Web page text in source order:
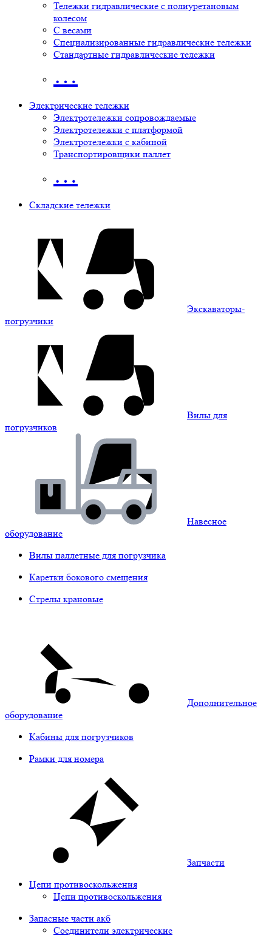
Тележки гидравлические с полиуретановым
колесом
С весами
Специализированные гидравлические тележки
Стандартные гидравлические тележки
…
Электрические тележки
Электротележки сопровождаемые
Электротележки с платформой
Электротележки с кабиной
Транспортировщики паллет
…
Складские тележки
Экскаваторы-
погрузчики
Вилы для
погрузчиков
Навесное
оборудование
Вилы паллетные для погрузчика
Каретки бокового смещения
Стрелы крановые
Дополнительное
оборудование
Кабины для погрузчиков
Рамки для номера
Запчасти
Цепи противоскольжения
Цепи противоскольжения
Запасные части акб
Соединители электрические